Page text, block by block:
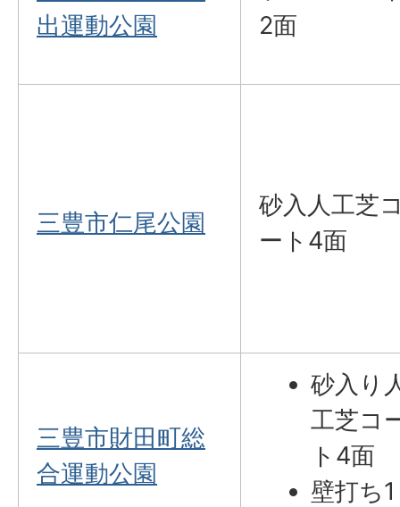
出運動公園
2面
三豊市仁尾公園
砂入人工芝
ート4面
三豊市財田町総
合運動公園
砂入り
工芝コ
ト4面
壁打ち1